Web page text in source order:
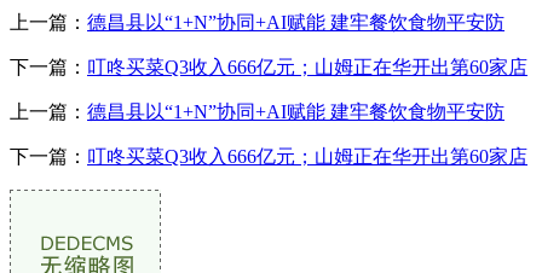
上一篇： 德昌县以“1+N”协同+AI赋能 建牢餐饮食物平安防
下一篇： 叮咚买菜Q3收入666亿元；山姆正在华开出第60家店
上一篇： 德昌县以“1+N”协同+AI赋能 建牢餐饮食物平安防
下一篇： 叮咚买菜Q3收入666亿元；山姆正在华开出第60家店